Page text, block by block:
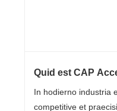
Quid est CAP
In hodierno industria
competitive et